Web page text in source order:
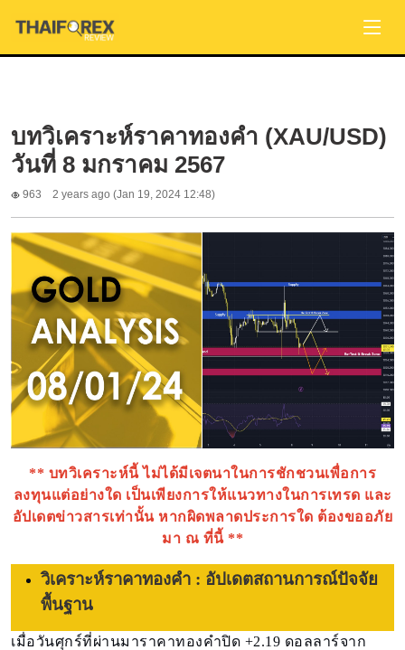
บทวิเคราะห์ราคาทองคำ (XAU/USD)
วันที่ 8 มกราคม 2567
963 2 years ago (Jan 19, 2024 12:48)
** บทวิเคราะห์นี้ ไม่ได้มีเจตนาในการชักชวนเพื่อการ
ลงทุนแต่อย่างใด เป็นเพียงการให้แนวทางในการเทรด และ
อัปเดตข่าวสารเท่านั้น หากผิดพลาดประการใด ต้องขออภัย
มา ณ ที่นี้ **
วิเคราะห์ราคาทองคำ : อัปเดตสถานการณ์ปัจจัย
พื้นฐาน
เมื่อวันศุกร์ที่ผ่านมาราคาทองคำปิด +2.19 ดอลลาร์จาก